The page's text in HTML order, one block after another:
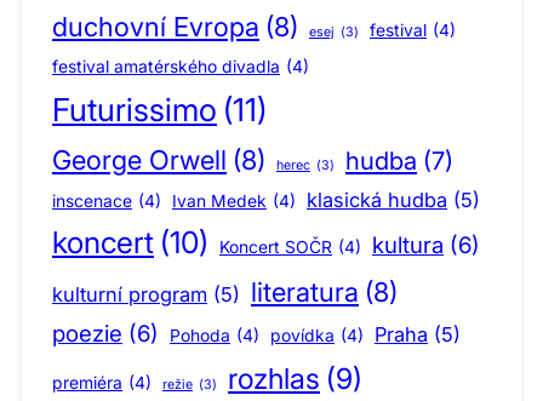
duchovní Evropa (8) esej (3) festival (4)
festival amatérského divadla (4)
Futurissimo (11)
George Orwell (8) herec (3) hudba (7)
inscenace (4) Ivan Medek (4) klasická hudba (5)
koncert (10) Koncert SOČR (4) kultura (6)
kulturní program (5) literatura (8)
poezie (6) Pohoda (4) povídka (4) Praha (5)
premiéra (4) režie (3) rozhlas (9)